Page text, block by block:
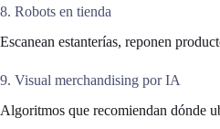
8. Robots en tienda
Escanean estanterías, reponen
9. Visual merchandising por IA
Algoritmos que recomiendan dónde